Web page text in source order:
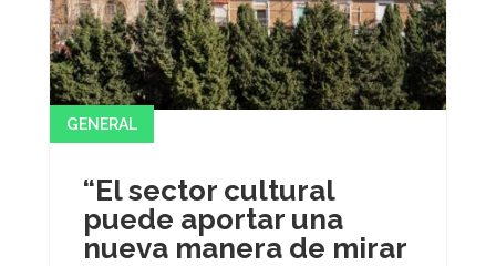
“El sector cultural
puede aportar una
nueva manera de mirar
GENERAL